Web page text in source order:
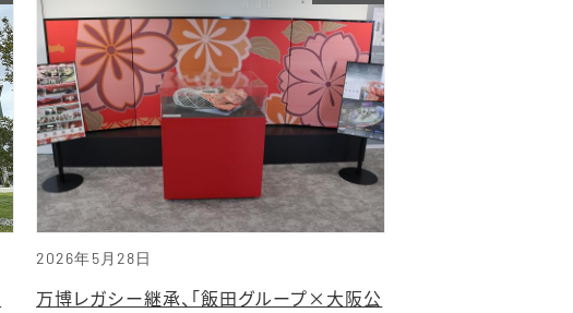
2026年5月28日
万博レガシー継承、「飯田グループ×大阪公